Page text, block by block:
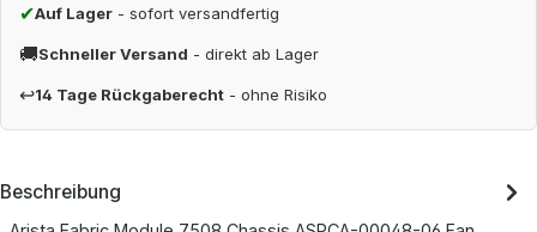
✔Auf Lager - sofort versandfertig
🚚Schneller Versand - direkt ab Lager
↩14 Tage Rückgaberecht - ohne Risiko
Beschreibung